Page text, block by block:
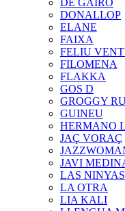
DE GAIRÓ
DONALLOP
ELANE
FAIXA
FELIU
FILOMENA
FLAKKA
GOS D
GROGGY
GUINEU
HERMANO L
JAÇ VORAÇ
JAVI
LAS
LA OTRA
LIA KALI